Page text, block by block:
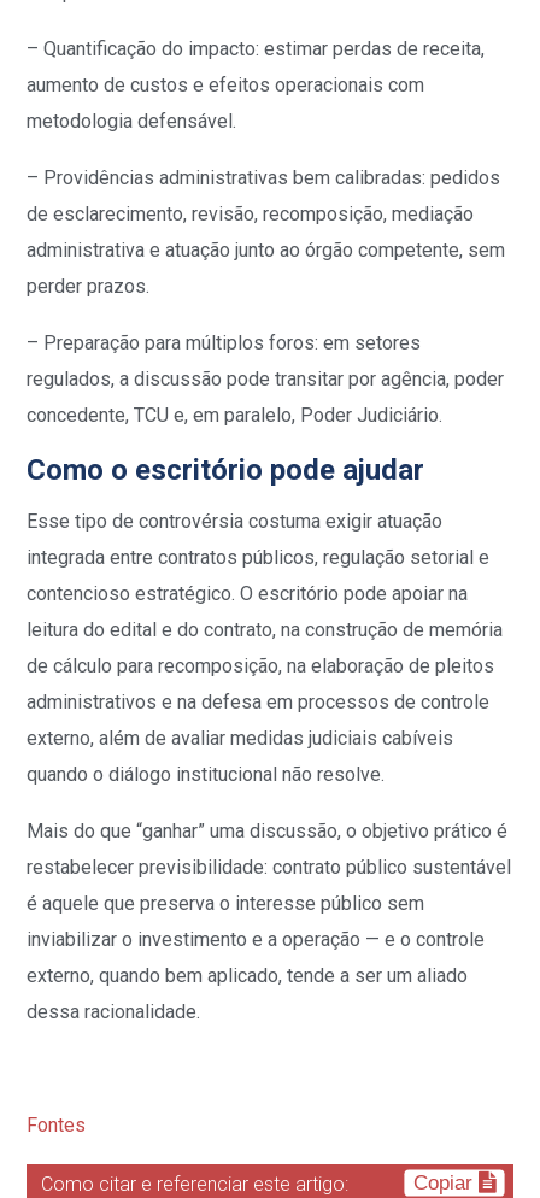
– Quantificação do impacto: estimar perdas de receita,
aumento de custos e efeitos operacionais com
metodologia defensável.
– Providências administrativas bem calibradas: pedidos
de esclarecimento, revisão, recomposição, mediação
administrativa e atuação junto ao órgão competente, sem
perder prazos.
– Preparação para múltiplos foros: em setores
regulados, a discussão pode transitar por agência, poder
concedente, TCU e, em paralelo, Poder Judiciário.
Como o escritório pode ajudar
Esse tipo de controvérsia costuma exigir atuação
integrada entre contratos públicos, regulação setorial e
contencioso estratégico. O escritório pode apoiar na
leitura do edital e do contrato, na construção de memória
de cálculo para recomposição, na elaboração de pleitos
administrativos e na defesa em processos de controle
externo, além de avaliar medidas judiciais cabíveis
quando o diálogo institucional não resolve.
Mais do que “ganhar” uma discussão, o objetivo prático é
restabelecer previsibilidade: contrato público sustentável
é aquele que preserva o interesse público sem
inviabilizar o investimento e a operação — e o controle
externo, quando bem aplicado, tende a ser um aliado
dessa racionalidade.
Fontes
Como citar e referenciar este artigo: Copiar